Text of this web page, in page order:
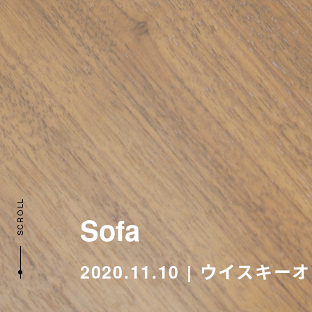
Sofa
2020.11.10 ウイスキー
SCROLL